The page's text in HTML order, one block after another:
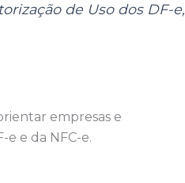
de Uso dos DF-e,
empresas e
e da NFC-e.